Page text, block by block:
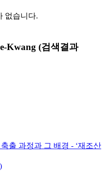
없습니다.
Kwang (검색결과
출 과정과 그 배경 - ‘재조산